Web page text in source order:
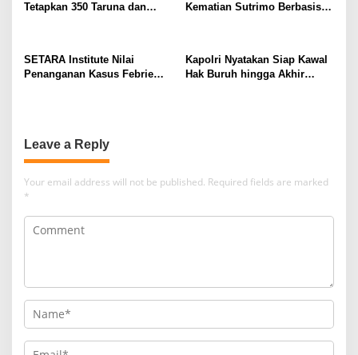
Tetapkan 350 Taruna dan
Kematian Sutrimo Berbasis
SETARA Institute Nilai
Penanganan Kasus Febrie
Kapolri Nyatakan Siap Kawal
Hak Buruh hingga Akhir
Leave a Reply
Your email address will not be published. Required fields are marked
*